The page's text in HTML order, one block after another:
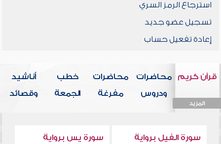
استرجاع الرمز السري
تسجيل عضو جديد
إعادة تفعيل حساب
قرآن كريم
المزيد
محاضرات
ودروس
محاضرات
مفرغة
خطب
الجمعة
أناشيد
وقصائد
سورة الفيل برواية
سورة يس برواية